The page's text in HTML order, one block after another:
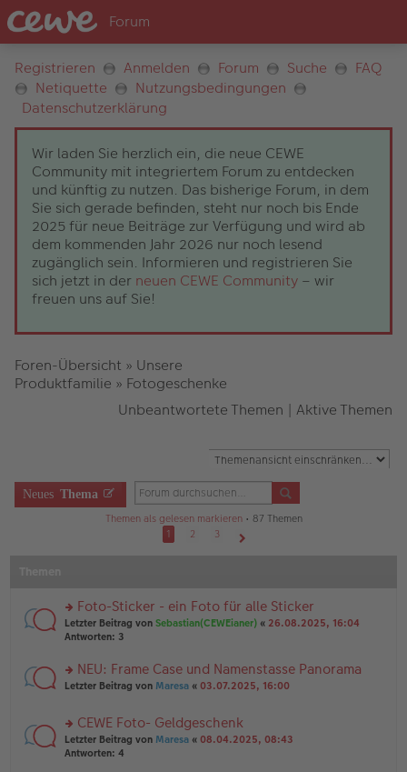
Registrieren Anmelden Forum Suche
FAQ
Netiquette
Nutzungsbedingungen
Datenschutzerklärung
Wir laden Sie herzlich ein, die neue CEWE
Community mit integriertem Forum zu entdecken
und künftig zu nutzen. Das bisherige Forum, in dem
Sie sich gerade befinden, steht nur noch bis Ende
2025 für neue Beiträge zur Verfügung und wird ab
dem kommenden Jahr 2026 nur noch lesend
zugänglich sein. Informieren und registrieren Sie
sich jetzt in der neuen CEWE Community – wir
freuen uns auf Sie!
Foren-Übersicht » Unsere
Produktfamilie » Fotogeschenke
Unbeantwortete Themen | Aktive Themen
Neues Thema
Themen als gelesen markieren• 87 Themen
1
2
3
rs
te
n
g
es
e
n
er
Foto-Sticker - ein Foto für alle Sticker
Letzter Beitrag von Sebastian(CEWEianer) « 26.08.2025, 16:04
Antworten: 3
rs
u
n
g
NEU: Frame Case und Namenstasse Panorama
Letzter Beitrag von Maresa « 03.07.2025, 16:00
rs
te
CEWE Foto- Geldgeschenk
Letzter Beitrag von Maresa « 08.04.2025, 08:43
Antworten: 4